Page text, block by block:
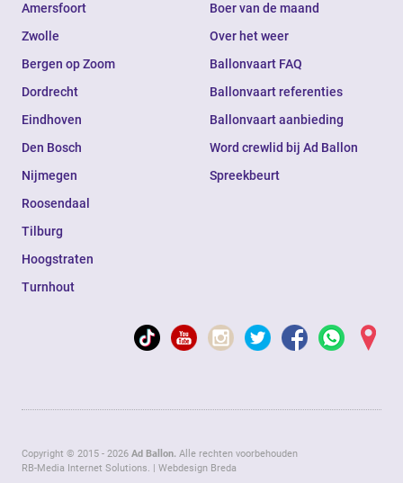
Amersfoort
Zwolle
Bergen op Zoom
Dordrecht
Eindhoven
Den Bosch
Nijmegen
Roosendaal
Tilburg
Hoogstraten
Turnhout
Boer van de maand
Over het weer
Ballonvaart FAQ
Ballonvaart referenties
Ballonvaart aanbieding
Word crewlid bij Ad Ballon
Spreekbeurt
Copyright © 2015 - 2026 Ad Ballon. Alle rechten voorbehouden
RB-Media Internet Solutions. | Webdesign Breda